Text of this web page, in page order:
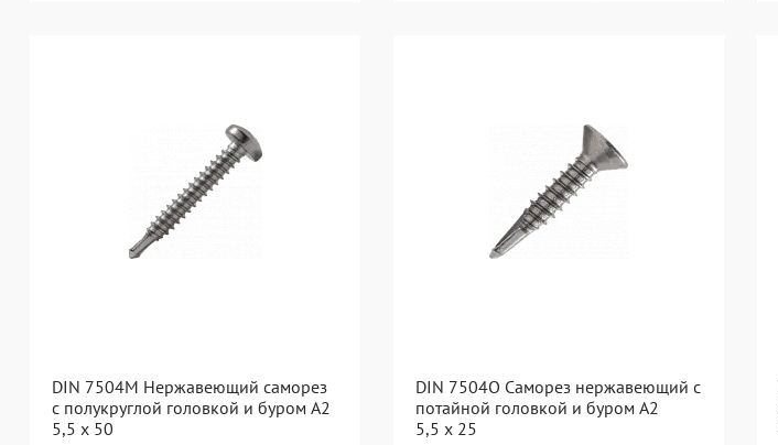
DIN 7504M Нержавеющий саморез
с полукруглой головкой и буром А2
5,5 x 50
DIN 7504O Саморез нержавеющий с
потайной головкой и буром А2
5,5 x 25